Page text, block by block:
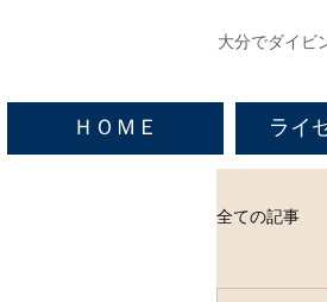
大分でダイビ
ＨＯＭＥ ライ
全ての記事